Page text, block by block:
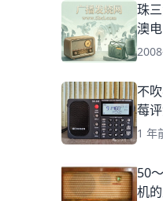
珠
澳
不
莓
1 年
50
机